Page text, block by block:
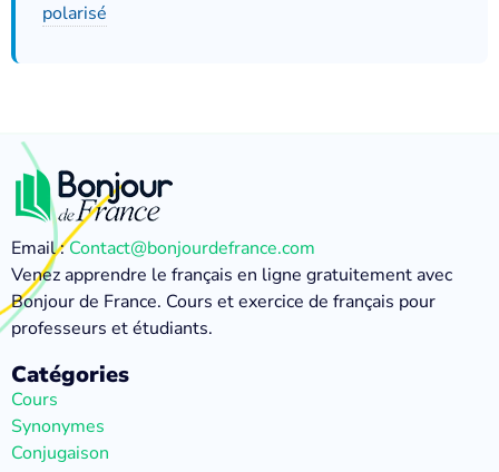
polarisé
Email :Contact@bonjourdefrance.com
Venez apprendre le français en ligne gratuitement avec
Bonjour de France. Cours et exercice de français pour
professeurs et étudiants.
Catégories
Cours
Synonymes
Conjugaison